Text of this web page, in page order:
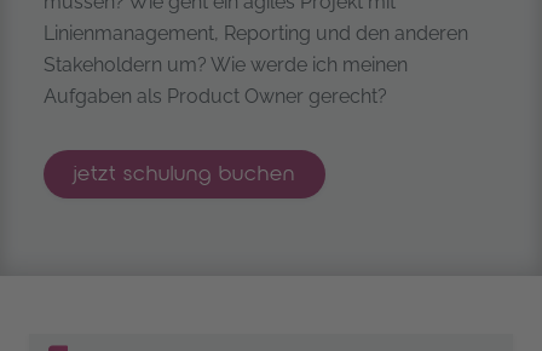
Linienmanagement, Reporting und den anderen
Stakeholdern um? Wie werde ich meinen
Aufgaben als Product Owner gerecht?
jetzt certified scrum product owner®
schulung buchen